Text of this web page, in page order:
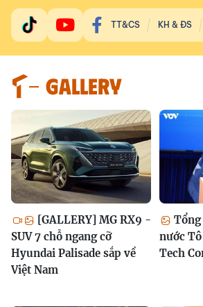
TT&CS KH & ĐS
GALLERY
[GALLERY] MG RX9 -
SUV 7 chỗ ngang cỡ
Hyundai Palisade sắp về
Việt Nam
nước
Tech